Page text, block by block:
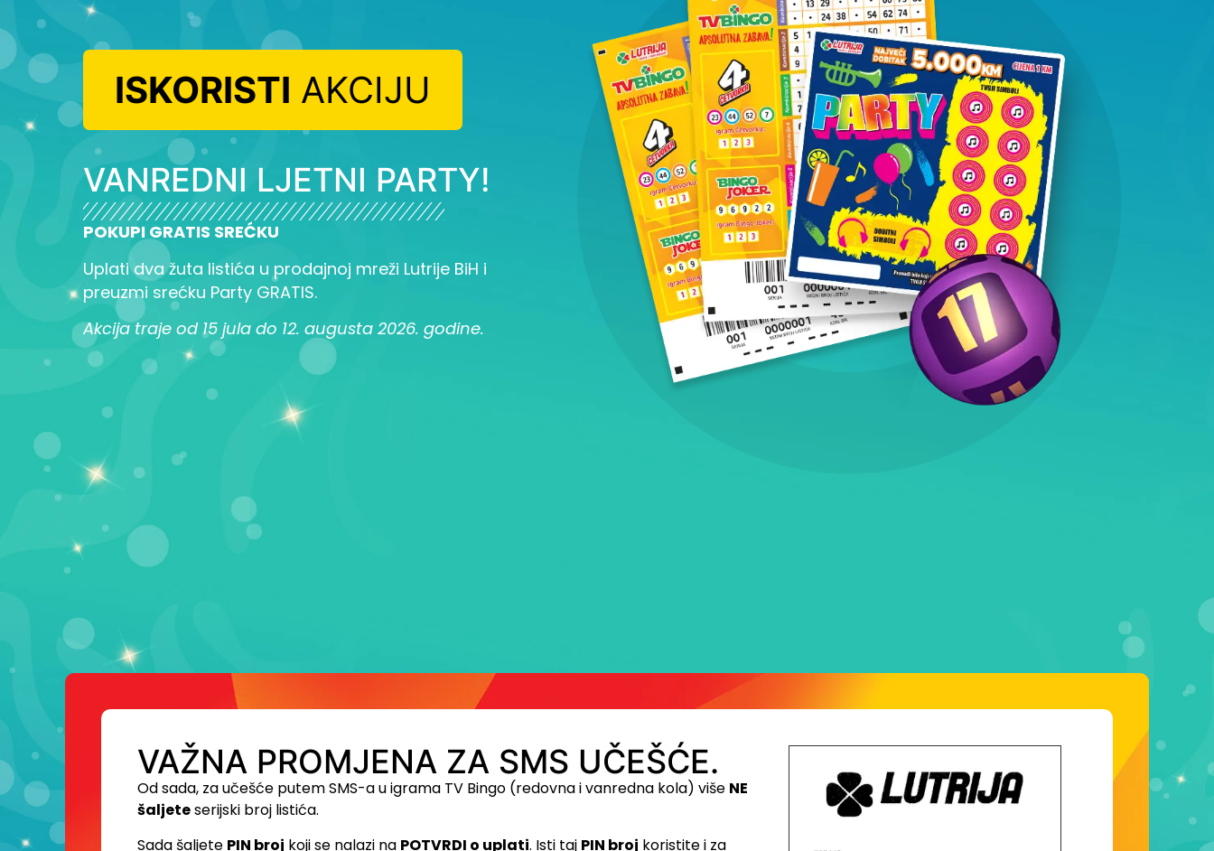
ISKORISTI AKCIJU
VANREDNI LJETNI PARTY!
POKUPI GRATIS SREĆKU
Uplati dva žuta listića u prodajnoj mreži Lutrije BiH i
preuzmi srećku Party GRATIS.
Akcija traje od 15 jula do 12. augusta 2026. godine.
VAŽNA PROMJENA ZA SMS UČEŠĆE.
Od sada, za učešće putem SMS-a u igrama TV Bingo (redovna i vanredna kola) više NE
šaljeteserijski broj listića.
Sada šaljete PIN broj koji se nalazi na POTVRDI o uplati. Isti taj PIN broj koristite i za